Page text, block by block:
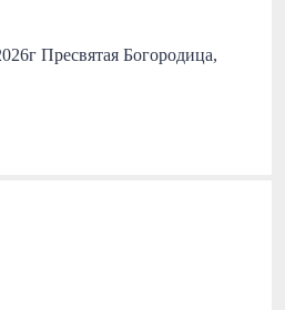
Пресвятая Богородица,